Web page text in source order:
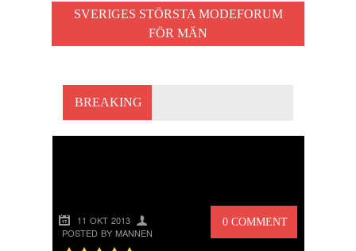
SVERIGES STÖRSTA MODEFORUM
FÖR MÄN
BREAKING
0 COMMENT
11 OKT 2013
POSTED BY MANNEN